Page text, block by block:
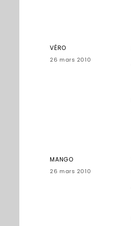
VÉRO
26 mars 2010
MANGO
26 mars 2010